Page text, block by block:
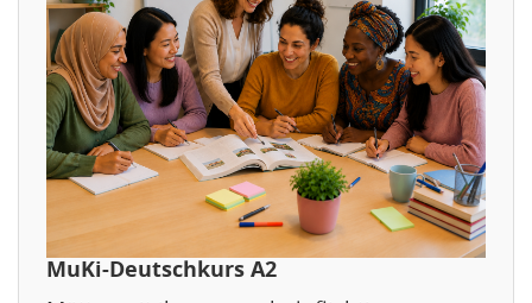
MuKi-Deutschkurs A2